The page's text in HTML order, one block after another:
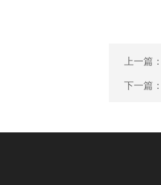
上一篇
下一篇